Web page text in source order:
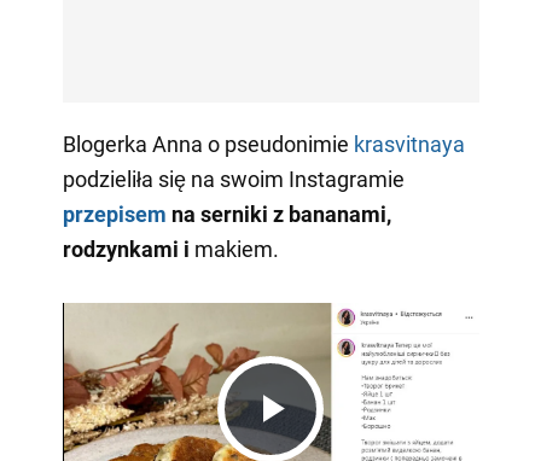
Blogerka Anna o pseudonimie krasvitnaya
podzieliła się na swoim Instagramie
przepisem na serniki z bananami,
rodzynkami i makiem.